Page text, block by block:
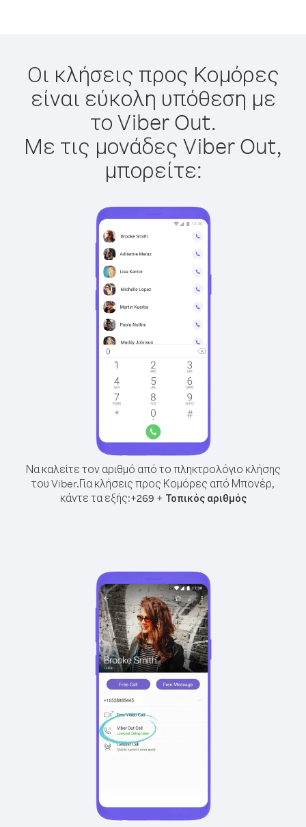
Οι κλήσεις προς Κομόρες
είναι εύκολη υπόθεση με
το Viber Out.
Με τις μονάδες Viber Out,
μπορείτε:
Να καλείτε τον αριθμό από το πληκτρολόγιο κλήσης
του Viber.Για κλήσεις προς Κομόρες από Μπονέρ,
κάντε τα εξής:+269 + Τοπικός αριθμός